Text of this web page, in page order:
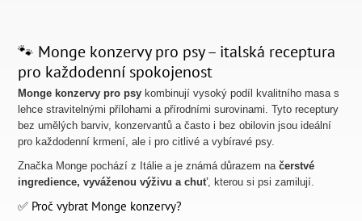
🐾 Monge konzervy pro psy – italská receptura
pro každodenní spokojenost
Monge konzervy pro psy kombinují vysoký podíl kvalitního masa s
lehce stravitelnými přílohami a přírodními surovinami. Tyto receptury
bez umělých barviv, konzervantů a často i bez obilovin jsou ideální
pro každodenní krmení, ale i pro citlivé a vybíravé psy.
Značka Monge pochází z Itálie a je známá důrazem načerstvé
ingredience, vyváženou výživu a chuť, kterou si psi zamilují.
✅ Proč vybrat Monge konzervy?